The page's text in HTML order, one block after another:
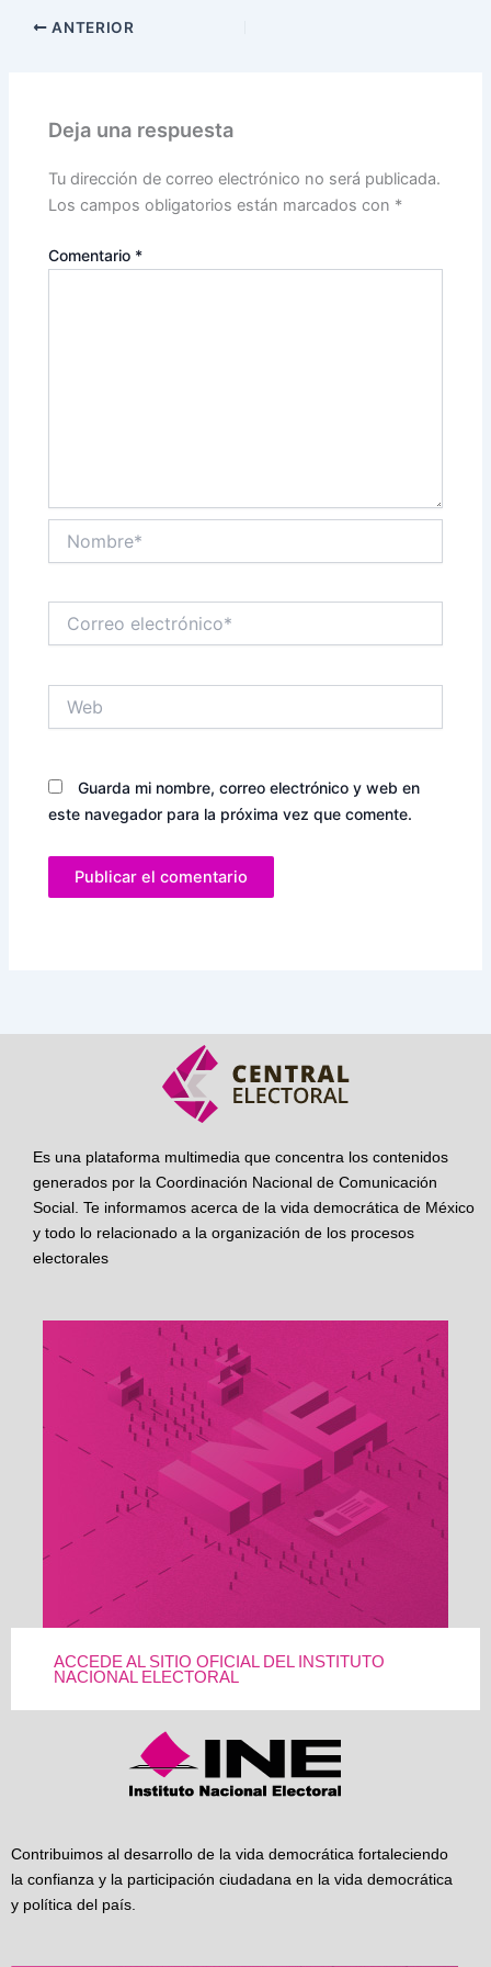
ANTERIOR
Deja una respuesta
Tu dirección de correo electrónico no será publicada.
Los campos obligatorios están marcados con *
Comentario *
electrónico*
Guarda mi nombre, correo electrónico y web en
este navegador para la próxima vez que comente.
Es una plataforma multimedia que concentra los contenidos
generados por la Coordinación Nacional de Comunicación
Social. Te informamos acerca de la vida democrática de México
y todo lo relacionado a la organización de los procesos
electorales
ACCEDE AL SITIO OFICIAL DEL INSTITUTO
NACIONAL ELECTORAL
Contribuimos al desarrollo de la vida democrática fortaleciendo
la confianza y la participación ciudadana en la vida democrática
y política del país.